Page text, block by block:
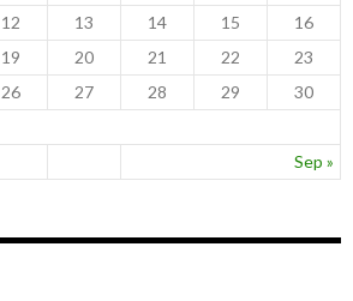
Sep »
12 13 14 15
16
19 20 21 22
23
26 27 28 29
30